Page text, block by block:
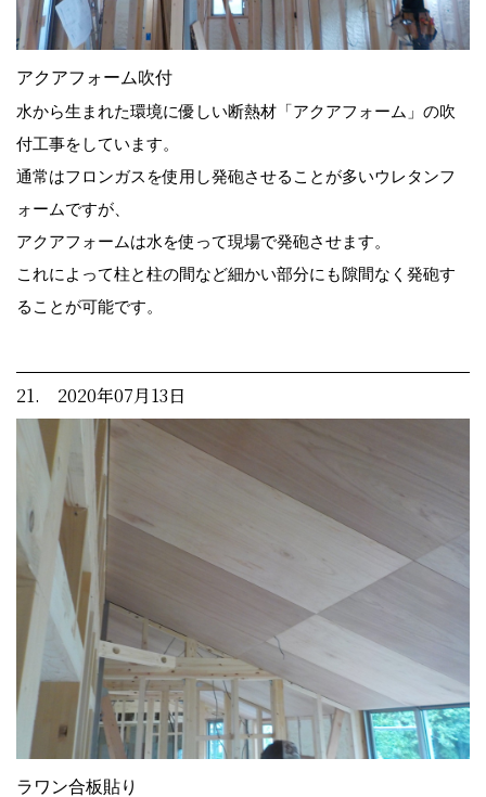
アクアフォーム吹付
水から生まれた環境に優しい断熱材「アクアフォーム」の吹
付工事をしています。
通常はフロンガスを使用し発砲させることが多いウレタンフ
ォームですが、
アクアフォームは水を使って現場で発砲させます。
これによって柱と柱の間など細かい部分にも隙間なく発砲す
ることが可能です。
21. 2020年07月13日
ラワン合板貼り